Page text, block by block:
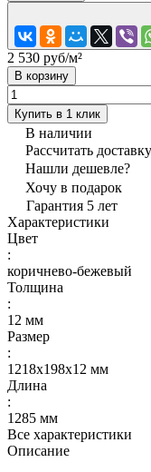
2 530 руб/м²
В корзину
Купить в 1 клик
В наличии
Рассчитать доставку
Нашли дешевле?
Хочу в подарок
Гарантия 5 лет
Характеристики
Цвет
:
коричнево-бежевый
Толщина
:
12 мм
Размер
:
1218х198x12 мм
Длина
:
1285 мм
Все характеристики
Описание